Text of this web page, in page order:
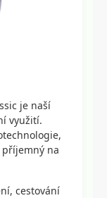
je naší
využití.
na
cestování